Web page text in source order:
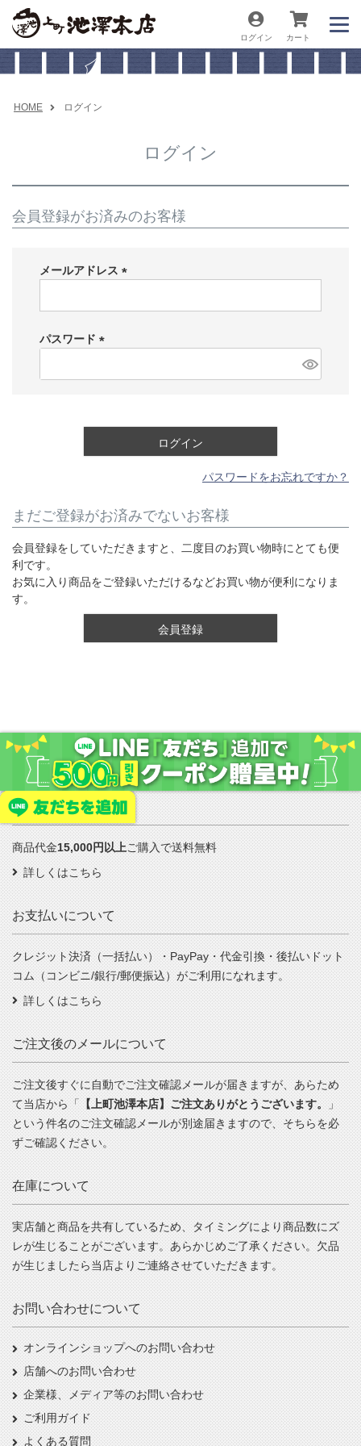
ログイン カート
HOME ログイン
ログイン
会員登録がお済みのお客様
メールアドレス
必
パスワード
必
ログイン
パスワードをお忘れですか？
まだご登録がお済みでないお客様
会員登録をしていただきますと、二度目のお買い物時にとても便
利です。
お気に入り商品をご登録いただけるなどお買い物が便利になりま
す。
会員登録
送料について
商品代金15,000円以上ご購入で送料無料
詳しくはこちら
お支払いについて
クレジット決済（一括払い）・PayPay・代金引換・後払いドット
コム（コンビニ/銀行/郵便振込）がご利用になれます。
詳しくはこちら
ご注文後のメールについて
ご注文後すぐに自動でご注文確認メールが届きますが、あらため
て当店から「【上町池澤本店】ご注文ありがとうございます。」
という件名のご注文確認メールが別途届きますので、そちらを必
ずご確認ください。
在庫について
実店舗と商品を共有しているため、タイミングにより商品数にズ
レが生じることがございます。あらかじめご了承ください。欠品
が生じましたら当店よりご連絡させていただきます。
お問い合わせについて
オンラインショップへのお問い合わせ
店舗へのお問い合わせ
企業様、メディア等のお問い合わせ
ご利用ガイド
よくある質問